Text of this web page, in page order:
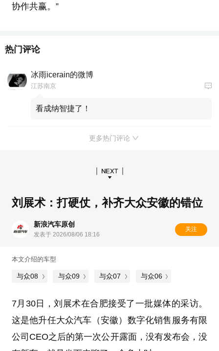
协作共赢。”
热门评论
冰雨icerain的微博
江苏南京
看成纳智捷了！
更多热门评论
刘展术：打硬仗，补齐大众安徽的错位
新浪汽车原创
发表于 2026/08/06 18:16
关注
本文介绍的车型
与众08 与众09 与众07 与众06
7月30日，刘展术在合肥接受了一批媒体的采访。
这是他升任大众汽车（安徽）数字化销售服务有限
公司CEO之后的第一次公开露面，没有发布会，没